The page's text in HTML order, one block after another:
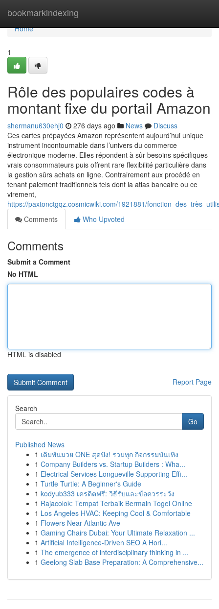
bookmarkindexing
Home
Home
1
Rôle des populaires codes à
montant fixe du portail Amazon
shermanu630ehj0 276 days ago News
Discuss
Ces cartes prépayées Amazon représentent aujourd’hui unique
instrument incontournable dans l’univers du commerce
électronique moderne. Elles répondent à sûr besoins spécifiques
vrais consommateurs puis offrent rare flexibilité particulière dans
la gestion sûrs achats en ligne. Contrairement aux procédé en
tenant paiement traditionnels tels dont la atlas bancaire ou ce
virement,
https://paxtonctgqz.cosmicwiki.com/1921881/
Comments
Who Upvoted
Comments
Submit a Comment
No HTML
HTML is disabled
Report Page
Search
Go
Published News
1 เดิมพันมวย ONE สุดปัง! รวมทุก กิจกรรมบันเทิง
1 Company Builders vs. Startup Builders : Wha...
1 Electrical Services Longueville Supporting Effi...
1 Turtle Turtle: A Beginner's Guide
1 kodyub333 เครดิตฟรี: วิธีรับและข้อควรระวัง
1 Rajacolok: Tempat Terbaik Bermain Togel Online
1 Los Angeles HVAC: Keeping Cool & Comfortable
1 Flowers Near Atlantic Ave
1 Gaming Chairs Dubai: Your Ultimate Relaxation ...
1 Artificial Intelligence-Driven SEO A Hori...
1 The emergence of interdisciplinary thinking in ...
1 Geelong Slab Base Preparation: A Comprehensive...